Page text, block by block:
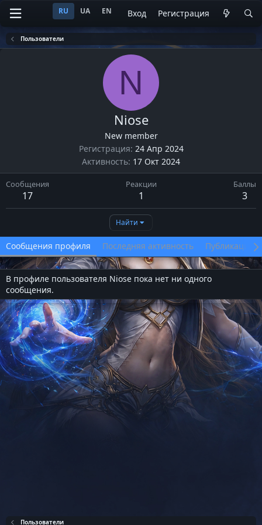
RU UA EN Вход Регистрация
Пользователи
N
Niose
New member
Регистрация 24 Апр 2024
Активность 17 Окт 2024
Сообщения
17
Реакции
1
Баллы
3
Найти
Сообщения профиля Последняя активность Публикации
В профиле пользователя Niose пока нет ни одного
сообщения.
Пользователи